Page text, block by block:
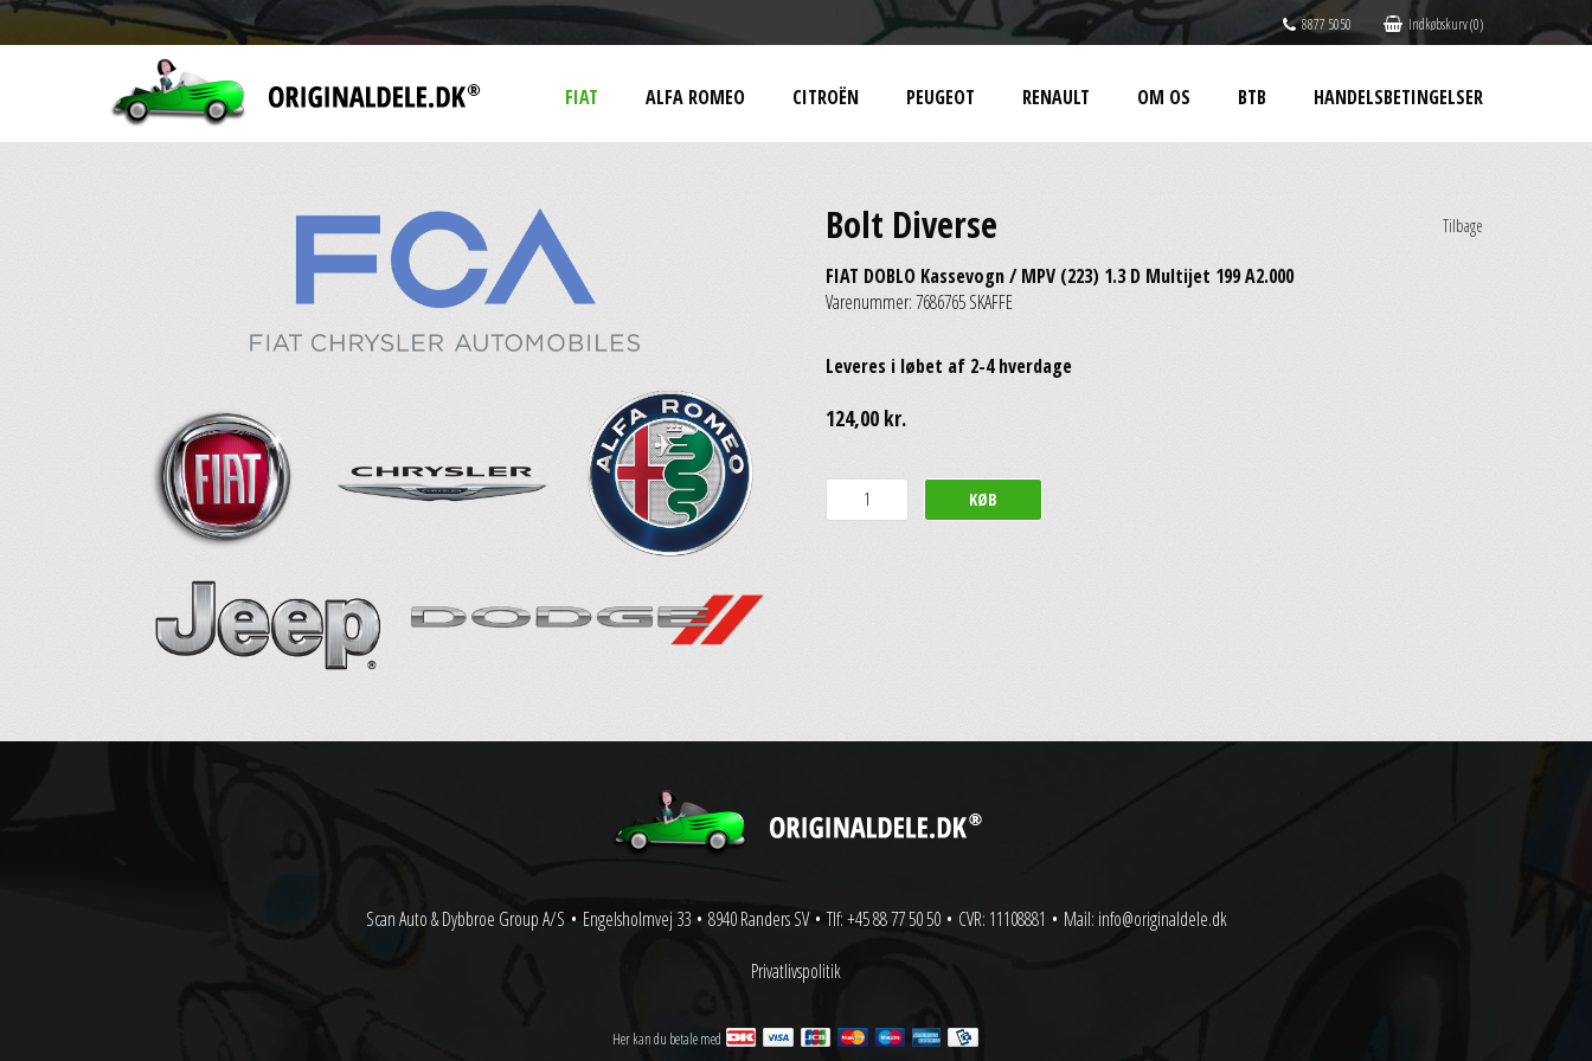
8877 5050 Indkøbskurv (0)
FIAT ALFA ROMEO CITROËN PEUGEOT RENAULT OM OS BTB HANDELSBETINGELSER
Tilbage
Bolt Diverse
FIAT DOBLO Kassevogn / MPV (223) 1.3 D Multijet 199 A2.000
Varenummer: 7686765 SKAFFE
Leveres i løbet af 2-4 hverdage
124,00 kr.
Scan Auto & Dybbroe Group A/S • Engelsholmvej 33 • 8940 Randers SV • Tlf: +45 88 77 50 50 • CVR: 11108881 • Mail: info@originaldele.dk
Privatlivspolitik
Her kan du betale med